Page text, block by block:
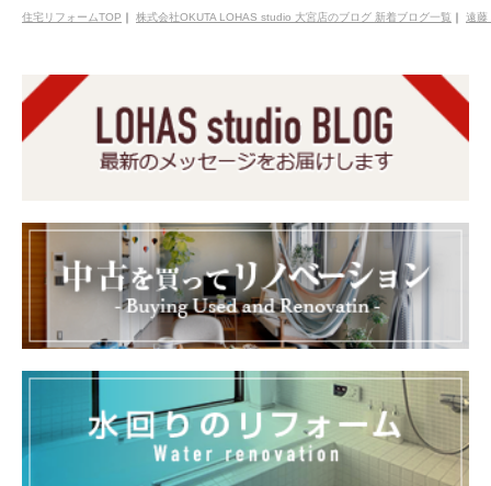
住宅リフォームTOP ｜ 株式会社OKUTA LOHAS studio 大宮店のブログ 新着ブログ一覧 ｜ 遠藤